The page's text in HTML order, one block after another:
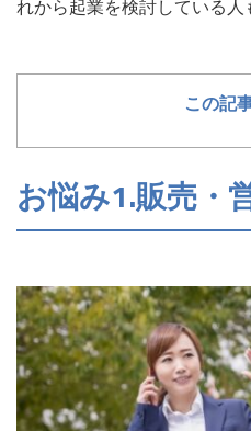
れから起業を検討している人
この記
お悩み1.販売・